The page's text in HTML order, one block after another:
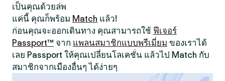
เป็นคุณด้วยล่พ
แค่นี้ คุณก็พร้อม Match แล้ว!
ก่อนคุณจะออกเดินทาง คุณสามารถใช้ ฟีเจอร์
Passport™ จาก แพลนสมาชิกแบบพรีเมี่ยม ของเราได้
เลย Passport ให้คุณเปลี่ยนโลเคชั่น แล้วไป Match กับ
สมาชิกจากเมืองอื่นๆ ได้ง่ายๆ